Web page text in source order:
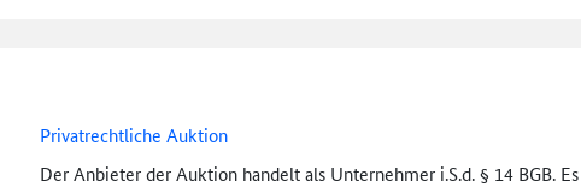
Privatrechtliche Auktion
Der Anbieter der Auktion handelt als Unternehmer i.S.d. § 14 BGB.